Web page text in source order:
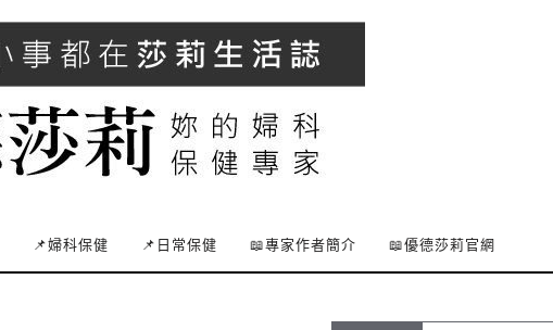
📌婦科保健 📌日常保健 📖專家作者簡介 📖優德莎莉官網